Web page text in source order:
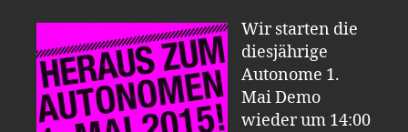
Wir starten die
diesjährige
Autonome 1.
Mai Demo
wieder um 14:00